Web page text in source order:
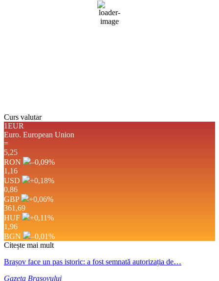
Curs valutar
1EUR
Euro. European Union
=
5,25
RON
–0,09%
1,16
USD
+0,18%
0,86
GBP
+0,06%
361,69
HUF
+0,11%
1,96
BGN
–0,01%
Citește mai mult
Brașov face un pas istoric: a fost semnată autorizația de…
Gazeta Brasovului